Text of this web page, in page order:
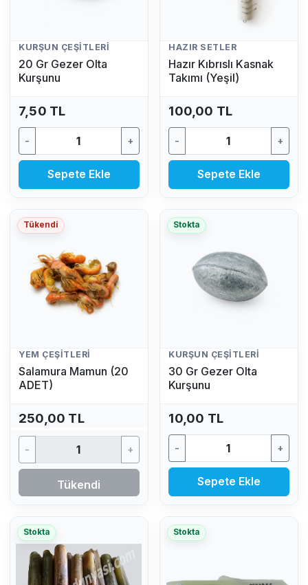
KURŞUN ÇEŞITLERI
20 Gr Gezer Olta
Kurşunu
7,50 TL
- +
Sepete Ekle
HAZIR SETLER
Hazır Kıbrıslı Kasnak
Takımı (Yeşil)
100,00 TL
- +
Sepete Ekle
Tükendi
YEM ÇEŞITLERI
Salamura Mamun (20
ADET)
250,00 TL
- +
Tükendi
Stokta
KURŞUN ÇEŞITLERI
30 Gr Gezer Olta
Kurşunu
10,00 TL
- +
Sepete Ekle
Stokta Stokta